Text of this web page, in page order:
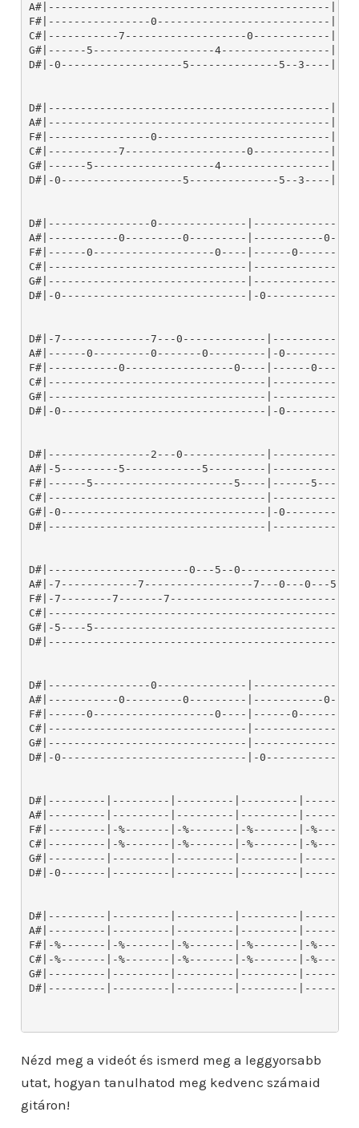
Nézd meg a videót és ismerd meg a leggyorsabb
utat, hogyan tanulhatod meg kedvenc számaid
gitáron!